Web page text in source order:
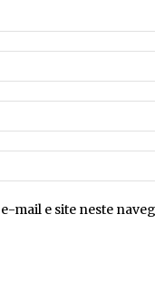
mail e site neste